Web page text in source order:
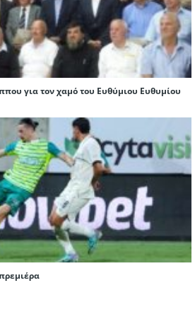
για τον χαμό του Ευθύμιου Ευθυμίου